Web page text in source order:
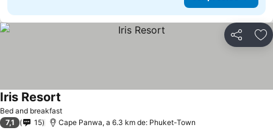
Compartir
Bed and breakfast
Iris Resort
7,1 15 Cape Panwa, a 6.3 km de: Phuket-Town